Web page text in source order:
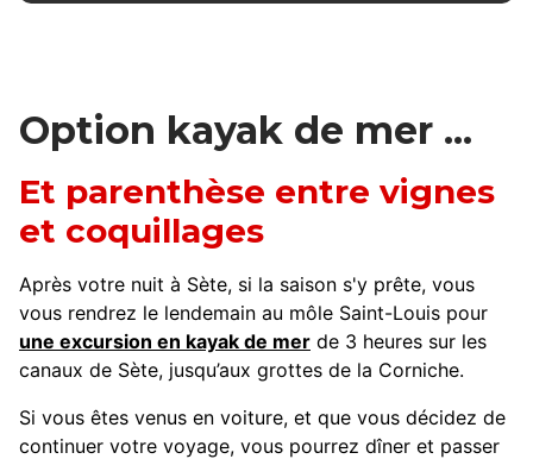
Option kayak de mer ...
Et parenthèse entre vignes
et coquillages
Après votre nuit à Sète, si la saison s'y prête, vous
vous rendrez le lendemain au môle Saint-Louis pour
une excursion en kayak de mer de 3 heures sur les
canaux de Sète, jusqu’aux grottes de la Corniche.
Si vous êtes venus en voiture, et que vous décidez de
continuer votre voyage, vous pourrez dîner et passer